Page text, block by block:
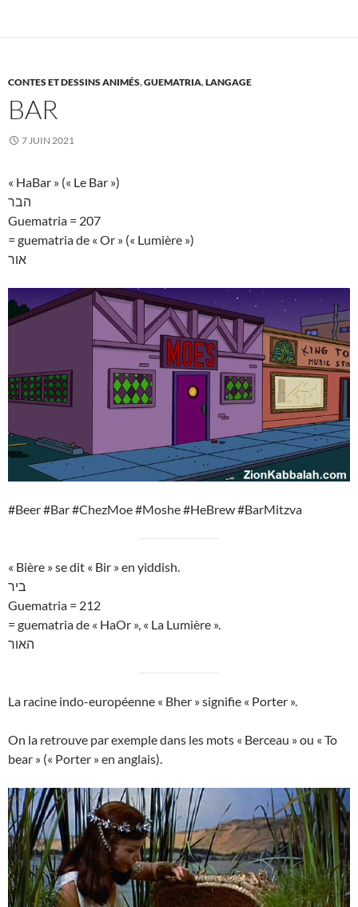
CONTES ET DESSINS ANIMÉS,GUEMATRIA,LANGAGE
BAR
7 JUIN 2021
« HaBar » (« Le Bar »)
הבר
Guematria = 207
= guematria de « Or » (« Lumière »)
אור
#Beer #Bar #ChezMoe #Moshe #HeBrew #BarMitzva
« Bière » se dit « Bir » en yiddish.
ביר
Guematria = 212
= guematria de « HaOr », « La Lumière ».
האור
La racine indo-européenne « Bher » signifie « Porter ».
On la retrouve par exemple dans les mots « Berceau » ou « To
bear » (« Porter » en anglais).